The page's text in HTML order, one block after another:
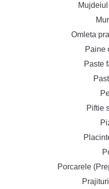
Omleta
Paine
Paste
Piftie
Porcarele